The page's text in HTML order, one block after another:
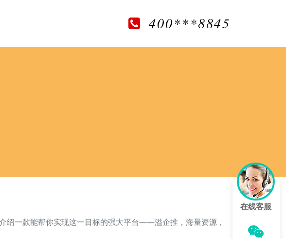
400***8845
绍一款能帮你实现这一目标的强大平台——溢企推，海量资源，
在线客服